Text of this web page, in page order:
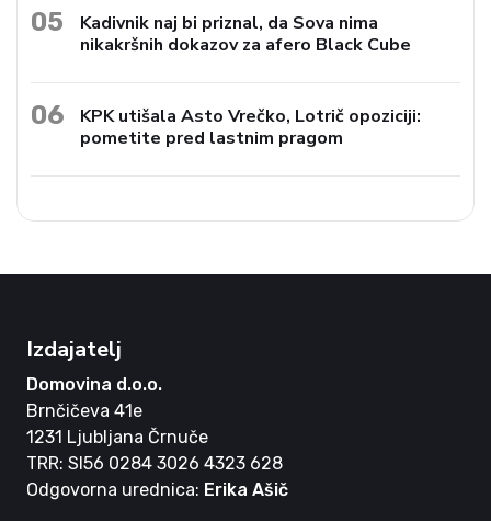
05
Kadivnik naj bi priznal, da Sova nima
nikakršnih dokazov za afero Black Cube
06
KPK utišala Asto Vrečko, Lotrič opoziciji:
pometite pred lastnim pragom
Izdajatelj
Domovina d.o.o.
Brnčičeva 41e
1231 Ljubljana Črnuče
TRR: SI56 0284 3026 4323 628
Odgovorna urednica: Erika Ašič